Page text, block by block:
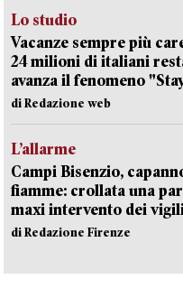
Lo studio
Vacanze sempre più
24 milioni di italiani
avanza il fenomeno
di Redazione web
L’allarme
Campi Bisenzio,
fiamme: crollata una
maxi intervento dei
di Redazione Firenze